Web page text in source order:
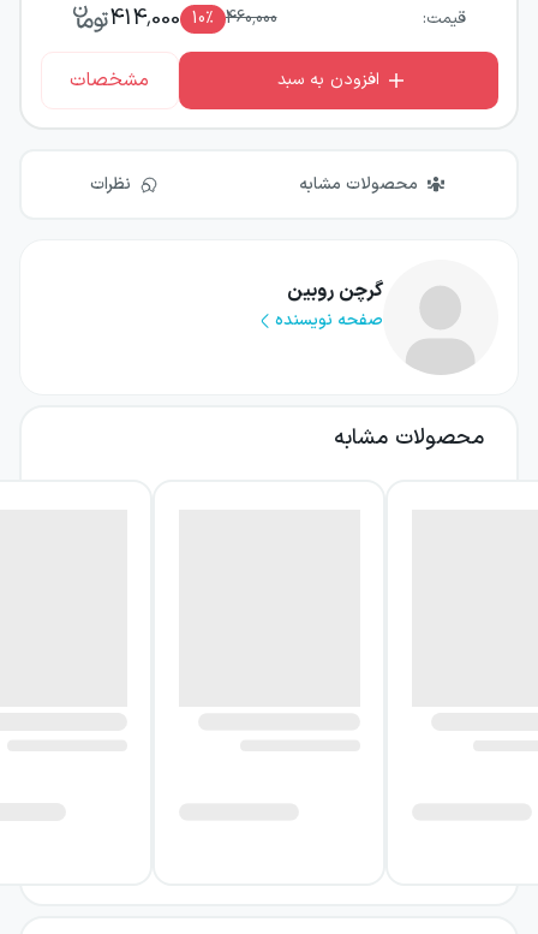
قیمت: 460,000
10٪ 414,000
افزودن به سبد مشخصات
محصولات مشابه نظرات
گرچن روبین
صفحه نویسنده
محصولات مشابه